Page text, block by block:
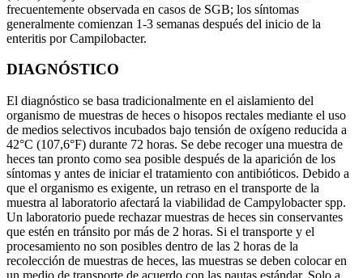
frecuentemente observada en casos de SGB; los síntomas
generalmente comienzan 1-3 semanas después del inicio de la
enteritis por Campilobacter.
DIAGNÓSTICO
El diagnóstico se basa tradicionalmente en el aislamiento del
organismo de muestras de heces o hisopos rectales mediante el uso
de medios selectivos incubados bajo tensión de oxígeno reducida a
42°C (107,6°F) durante 72 horas. Se debe recoger una muestra de
heces tan pronto como sea posible después de la aparición de los
síntomas y antes de iniciar el tratamiento con antibióticos. Debido a
que el organismo es exigente, un retraso en el transporte de la
muestra al laboratorio afectará la viabilidad de Campylobacter spp.
Un laboratorio puede rechazar muestras de heces sin conservantes
que estén en tránsito por más de 2 horas. Si el transporte y el
procesamiento no son posibles dentro de las 2 horas de la
recolección de muestras de heces, las muestras se deben colocar en
un medio de transporte de acuerdo con las pautas estándar. Solo a